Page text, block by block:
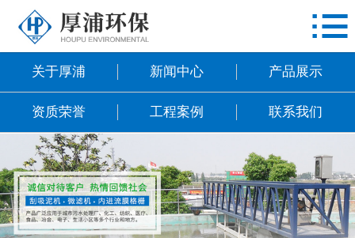
资质荣誉
工程案例

关于厚浦 新闻中心 产品展示
资质荣誉 工程案例 联系我们